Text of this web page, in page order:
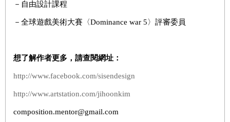
－自由設計課程
－全球遊戲美術大賽〈Dominance war 5〉評審委員
想了解作者更多，請查閱網址：
http://www.facebook.com/sisendesign
http://www.artstation.com/jihoonkim
composition.mentor@gmail.com